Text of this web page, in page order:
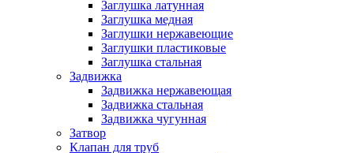
Заглушка латунная
Заглушка медная
Заглушки нержавеющие
Заглушки пластиковые
Заглушка стальная
Задвижка
Задвижка нержавеющая
Задвижка стальная
Задвижка чугунная
Затвор
Клапан для труб